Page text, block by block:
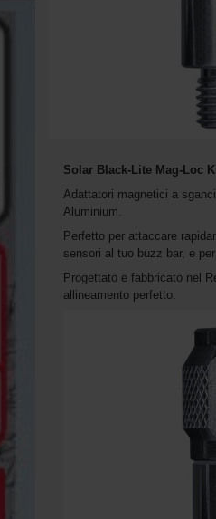
Solar Black-Lite Mag-Loc
Adattatori magnetici a
Aluminium.
Perfetto per attaccare
sensori al tuo buzz bar, e
Progettato e fabbricato nel
allineamento perfetto.